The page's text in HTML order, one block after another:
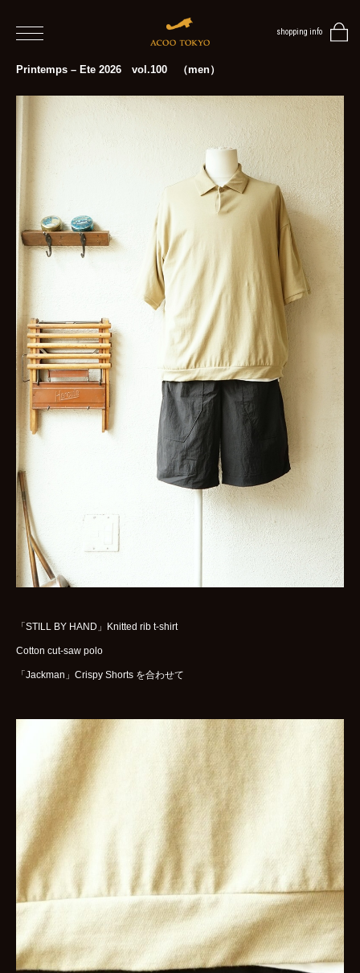
shopping info
home
women
BLOG
TOP
STYLE
MENS
WOMENS
GOODS
ARCHIVES
shop
contact
Instagram
Printemps – Ete 2026 vol.100 （men）
「STILL BY HAND」Knitted rib t-shirt
Cotton cut-saw polo
「Jackman」Crispy Shorts を合わせて